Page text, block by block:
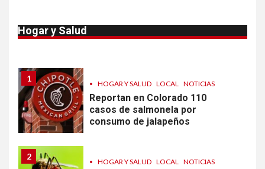
Hogar y Salud por parásito que causa
1
• HOGAR Y SALUD LOCAL NOTICIAS
Reportan en Colorado 110
casos de salmonela por
consumo de jalapeños
2
• HOGAR Y SALUD LOCAL NOTICIAS